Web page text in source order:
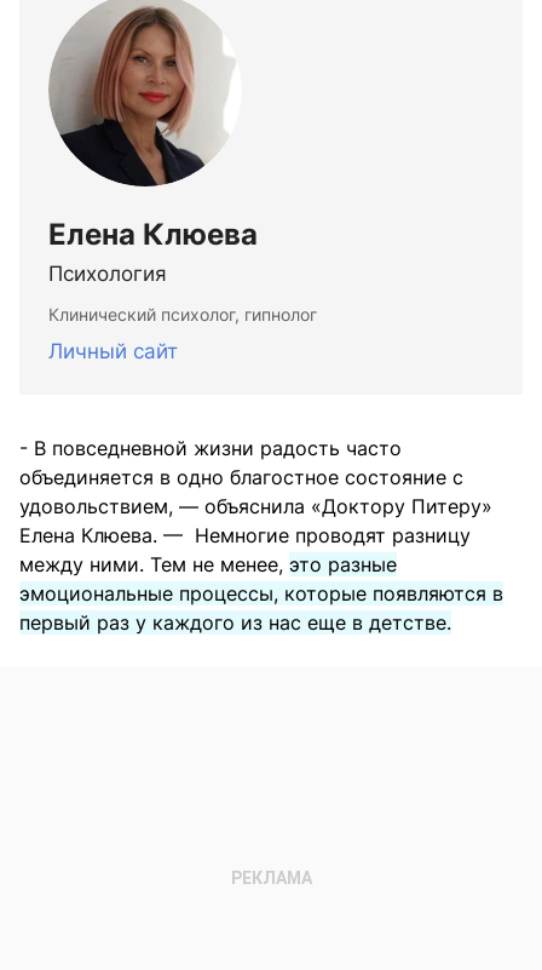
Елена Клюева
Психология
Клинический психолог, гипнолог
Личный сайт
- В повседневной жизни радость часто
объединяется в одно благостное состояние с
удовольствием, — объяснила «Доктору Питеру»
Елена Клюева. — Немногие проводят разницу
между ними. Тем не менее, это разные
эмоциональные процессы, которые появляются в
первый раз у каждого из нас еще в детстве.